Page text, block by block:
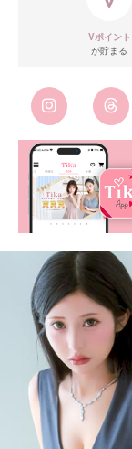
■カラーバリエーション
Vポイント
が貯まる